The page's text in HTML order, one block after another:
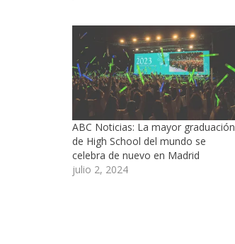
ABC Noticias: La mayor graduación
de High School del mundo se
celebra de nuevo en Madrid
julio 2, 2024